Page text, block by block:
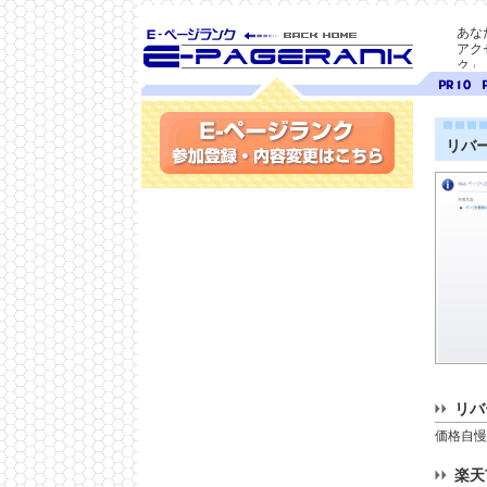
SEO対策に E-ページ
ランク
あな
アク
ク」
ランク
10
9
リバ
リ
価格自
楽
参加登録(無料)・内容変更